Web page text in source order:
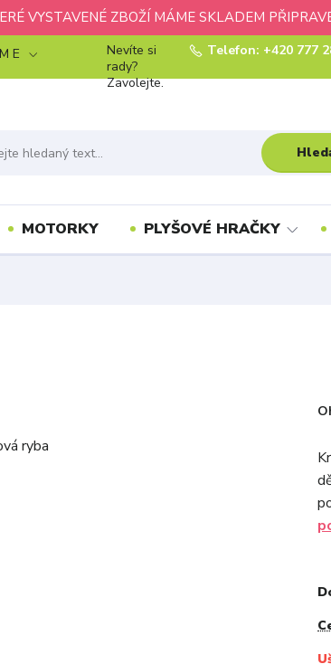
VYSTAVENÉ ZBOŽÍ MÁME SKLADEM
E
Nevíte si
rady?
Zavolejte.
Telefon: +420 777
MOTORKY PLYŠOVÉ HRAČKY